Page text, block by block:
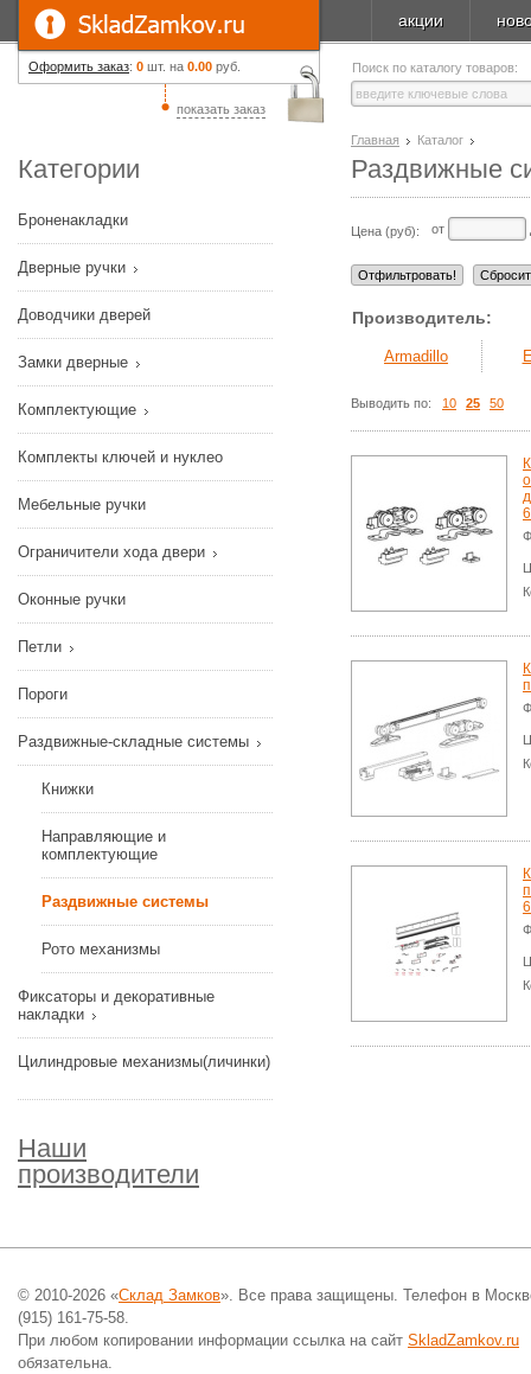
Оформить заказ: 0 шт. на 0.00 руб.
показать заказ
акции
Поиск по каталогу товаров:
Категории
Броненакладки
Дверные ручки
Доводчики дверей
Замки дверные
Комплектующие
Комплекты ключей и нуклео
Мебельные ручки
Ограничители хода двери
Оконные ручки
Петли
Пороги
Раздвижные-складные системы
Книжки
Направляющие и
комплектующие
Раздвижные системы
Рото механизмы
Фиксаторы и декоративные
накладки
Цилиндровые механизмы(личинки)
Наши
производители
Главная Каталог
Раздвижные
Цена (руб): от
Производитель:
Armadillo
Выводить по: 10 25 50
© 2010-2026 «Склад Замков». Все права защищены. Телефон в
(915) 161-75-58.
При любом копировании информации ссылка на сайт SkladZamkov.ru
обязательна.